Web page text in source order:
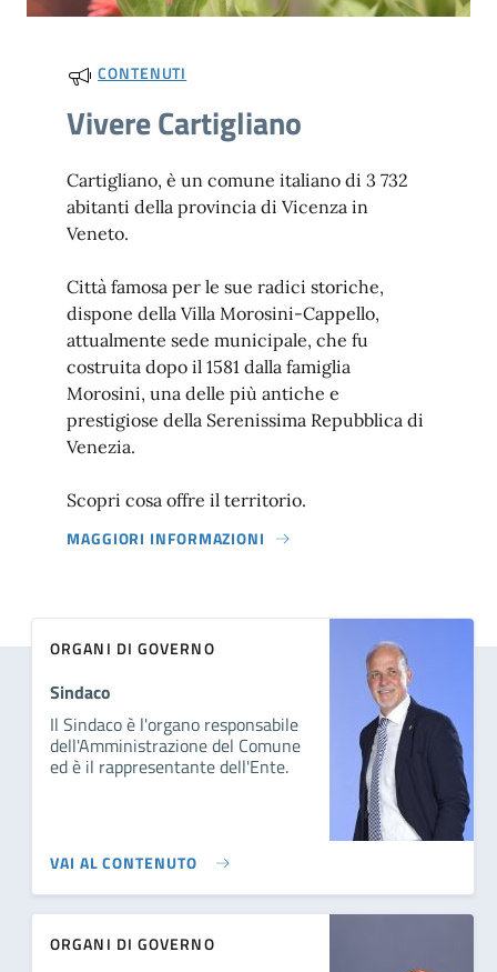
CONTENUTI
Vivere Cartigliano
Cartigliano, è un comune italiano di 3 732
abitanti della provincia di Vicenza in
Veneto.
Città famosa per le sue radici storiche,
dispone della Villa Morosini-Cappello,
attualmente sede municipale, che fu
costruita dopo il 1581 dalla famiglia
Morosini, una delle più antiche e
prestigiose della Serenissima Repubblica di
Venezia.
Scopri cosa offre il territorio.
MAGGIORI INFORMAZIONI
ORGANI DI GOVERNO
Sindaco
Il Sindaco è l'organo responsabile
dell'Amministrazione del Comune
ed è il rappresentante dell'Ente.
VAI AL CONTENUTO
ORGANI DI GOVERNO